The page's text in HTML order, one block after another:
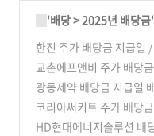
'배당>2025년 배당금
한진 주가 배당금 지급일
교촌에프앤비 주가 배당
정보
(1)
광동제약 배당금 지급일
정보
(1)
코리아써키트 주가 배당
25년 최신정보
(2)
HD현대에너지솔루션 배